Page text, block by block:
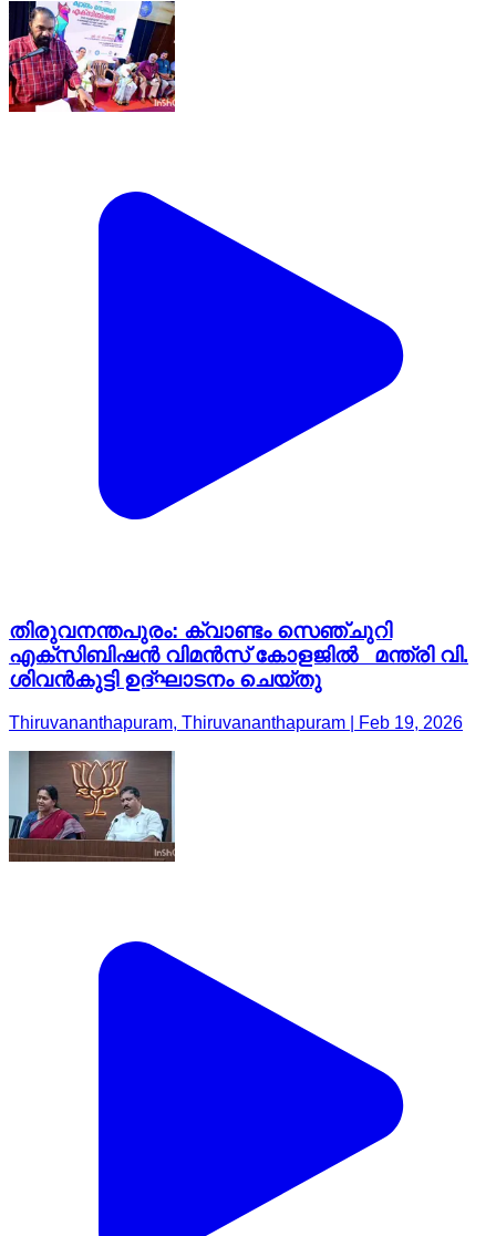
തിരുവനന്തപുരം: ക്വാണ്ടം സെഞ്ചുറി
എക്സിബിഷൻ വിമൻസ് കോളജിൽ മന്ത്രി വി.
ശിവൻകുട്ടി ഉദ്ഘാടനം ചെയ്തു
Thiruvananthapuram, Thiruvananthapuram | Feb 19, 2026